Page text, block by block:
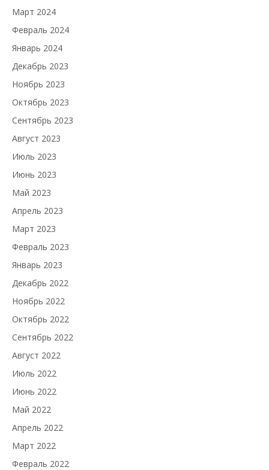
Март 2024
Февраль 2024
Январь 2024
Декабрь 2023
Ноябрь 2023
Октябрь 2023
Сентябрь 2023
Август 2023
Июль 2023
Июнь 2023
Май 2023
Апрель 2023
Март 2023
Февраль 2023
Январь 2023
Декабрь 2022
Ноябрь 2022
Октябрь 2022
Сентябрь 2022
Август 2022
Июль 2022
Июнь 2022
Май 2022
Апрель 2022
Март 2022
Февраль 2022